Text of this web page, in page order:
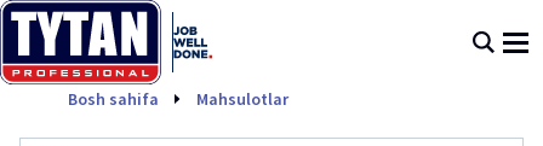
Bosh sahifa Mahsulotlar